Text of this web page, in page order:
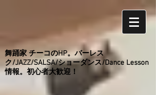
舞踊家 チーコのHP。バーレス
ク/JAZZ/SALSA/ショーダンス/Dance Lesson
情報。初心者大歓迎！